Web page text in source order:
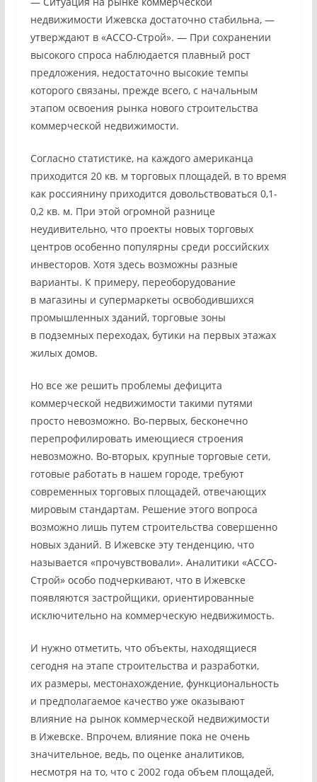
недвижимости Ижевска достаточно стабильна, —
утверждают в «АССО-Строй». — При сохранении
высокого спроса наблюдается плавный рост
предложения, недостаточно высокие темпы
которого связаны, прежде всего, с начальным
этапом освоения рынка нового строительства
коммерческой недвижимости.
Согласно статистике, на каждого американца
приходится 20 кв. м торговых площадей, в то время
как россиянину приходится довольствоваться 0,1-
0,2 кв. м. При этой огромной разнице
неудивительно, что проекты новых торговых
центров особенно популярны среди российских
инвесторов. Хотя здесь возможны разные
варианты. К примеру, переоборудование
в магазины и супермаркеты освободившихся
промышленных зданий, торговые зоны
в подземных переходах, бутики на первых этажах
жилых домов.
Но все же решить проблемы дефицита
коммерческой недвижимости такими путями
просто невозможно. Во-первых, бесконечно
перепрофилировать имеющиеся строения
невозможно. Во-вторых, крупные торговые сети,
готовые работать в нашем городе, требуют
современных торговых площадей, отвечающих
мировым стандартам. Решение этого вопроса
возможно лишь путем строительства совершенно
новых зданий. В Ижевске эту тенденцию, что
называется «прочувствовали». Аналитики «АССО-
Строй» особо подчеркивают, что в Ижевске
появляются застройщики, ориентированные
исключительно на коммерческую недвижимость.
И нужно отметить, что объекты, находящиеся
сегодня на этапе строительства и разработки,
их размеры, местонахождение, функциональность
и предполагаемое качество уже оказывают
влияние на рынок коммерческой недвижимости
в Ижевске. Впрочем, влияние пока не очень
значительное, ведь, по оценке аналитиков,
несмотря на то, что с 2002 года объем площадей,